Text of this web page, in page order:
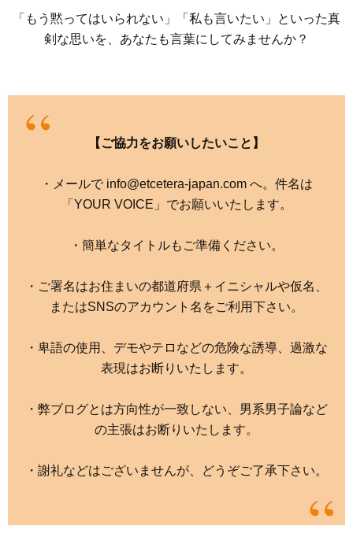
「もう黙ってはいられない」「私も言いたい」といった真
剣な思いを、あなたも言葉にしてみませんか？
【ご協力をお願いしたいこと】
・メールで info@etcetera-japan.com へ。件名は
「YOUR VOICE」でお願いいたします。
・簡単なタイトルもご準備ください。
・ご署名はお住まいの都道府県＋イニシャルや仮名、
またはSNSのアカウント名をご利用下さい。
・卑語の使用、デモやテロなどの危険な誘導、過激な
表現はお断りいたします。
・弊ブログとは方向性が一致しない、男系男子論など
の主張はお断りいたします。
・謝礼などはございませんが、どうぞご了承下さい。